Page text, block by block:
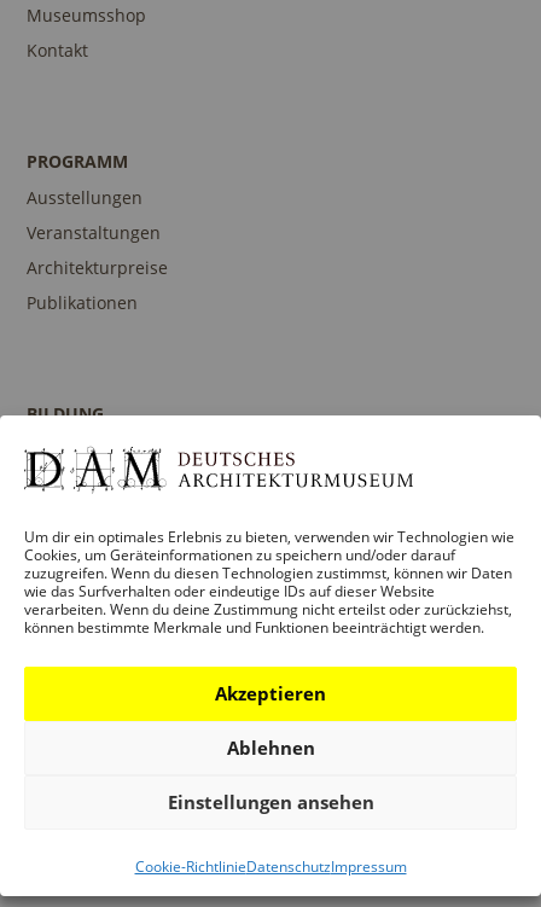
Um dir ein optimales Erlebnis zu bieten, verwenden wir Technologien wie
Cookies, um Geräteinformationen zu speichern und/oder darauf
zuzugreifen. Wenn du diesen Technologien zustimmst, können wir Daten
wie das Surfverhalten oder eindeutige IDs auf dieser Website
verarbeiten. Wenn du deine Zustimmung nicht erteilst oder zurückziehst,
können bestimmte Merkmale und Funktionen beeinträchtigt werden.
Akzeptieren
Ablehnen
Einstellungen ansehen
Cookie-RichtlinieDatenschutzImpressum
Museumsshop
Kontakt
PROGRAMM
Ausstellungen
Veranstaltungen
Architekturpreise
Publikationen
BILDUNG
Programm
Führungen und Touren
Ansprechpartner
SAMMLUNGEN